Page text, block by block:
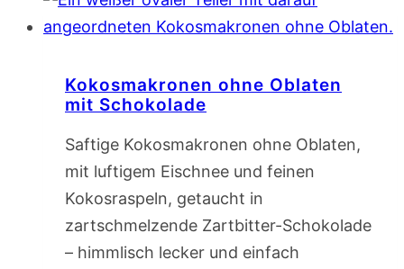
Kokosmakronen ohne Oblaten
mit Schokolade
Saftige Kokosmakronen ohne Oblaten,
mit luftigem Eischnee und feinen
Kokosraspeln, getaucht in
zartschmelzende Zartbitter-Schokolade
– himmlisch lecker und einfach